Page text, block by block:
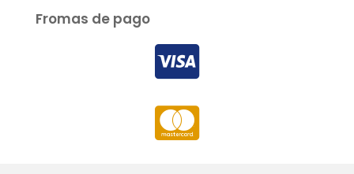
Fromas de pago

